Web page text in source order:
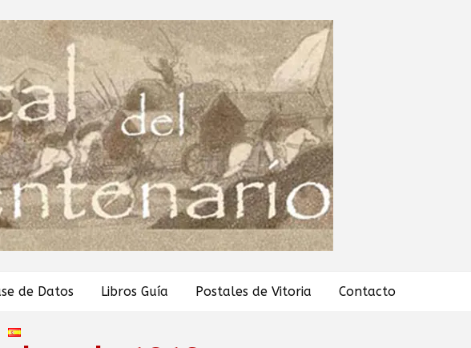
de Datos Libros Guía Postales de Vitoria Contacto